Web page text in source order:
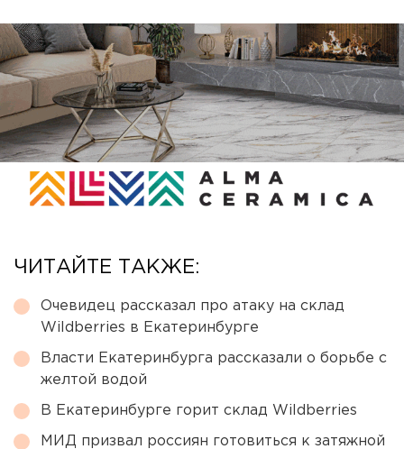
ЧИТАЙТЕ ТАКЖЕ:
Очевидец рассказал про атаку на склад
Wildberries в Екатеринбурге
Власти Екатеринбурга рассказали о борьбе с
желтой водой
В Екатеринбурге горит склад Wildberries
МИД призвал россиян готовиться к затяжной